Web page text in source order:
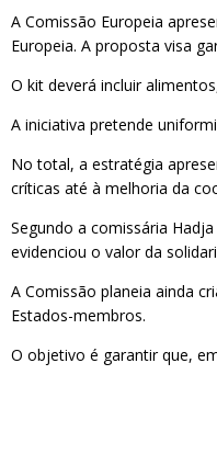
A Comissão Europeia
Europeia. A proposta visa
O kit deverá incluir
A iniciativa pretende
No total, a estratégia
críticas até à melhoria da
Segundo a comissária
evidenciou o valor da
A Comissão planeia ainda
Estados-membros.
O objetivo é garantir que,